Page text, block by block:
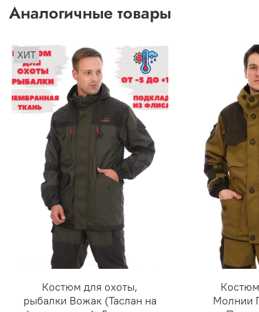
Аналогичные товары
ХИТ
Костюм для охоты,
рыбалки Вожак (Таслан на
Молнии